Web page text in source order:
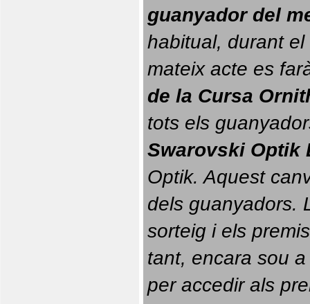
guanyador del
habitual, durant el
mateix acte es
de la Cursa
tots els
Swarovski Optik
Optik. Aquest
dels guanyadors.
sorteig i els
tant, encara sou
per accedir als